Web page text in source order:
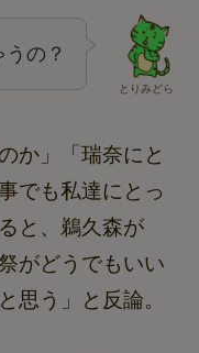
とりみどら
の？
か」「瑞奈にと
でも私達にとっ
と、鵜久森が
がどうでもいい
思う」と反論。